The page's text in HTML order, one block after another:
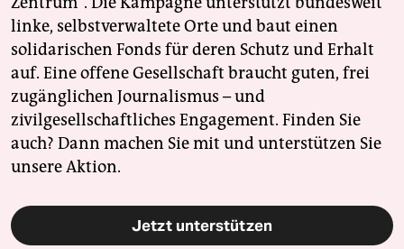
linke, selbstverwaltete Orte und baut einen
solidarischen Fonds für deren Schutz und Erhalt
auf. Eine offene Gesellschaft braucht guten, frei
zugänglichen Journalismus – und
zivilgesellschaftliches Engagement. Finden Sie
auch? Dann machen Sie mit und unterstützen Sie
unsere Aktion.
Jetzt unterstützen